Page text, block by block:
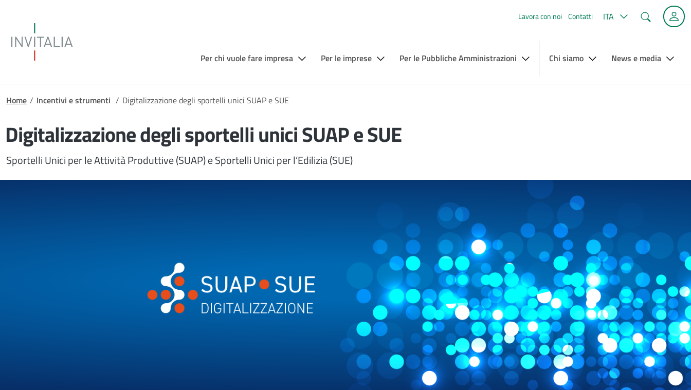
Lavora con noi Contatti ITA Cerca
Per chi vuole fare impresa Per le imprese Per le Pubbliche Amministrazioni Chi siamo News e media
Briciole di pane
Home / Incentivi e strumenti / Digitalizzazione degli sportelli unici SUAP e SUE
Digitalizzazione degli sportelli unici SUAP e SUE
Sportelli Unici per le Attività Produttive (SUAP) e Sportelli Unici per l’Edilizia (SUE)